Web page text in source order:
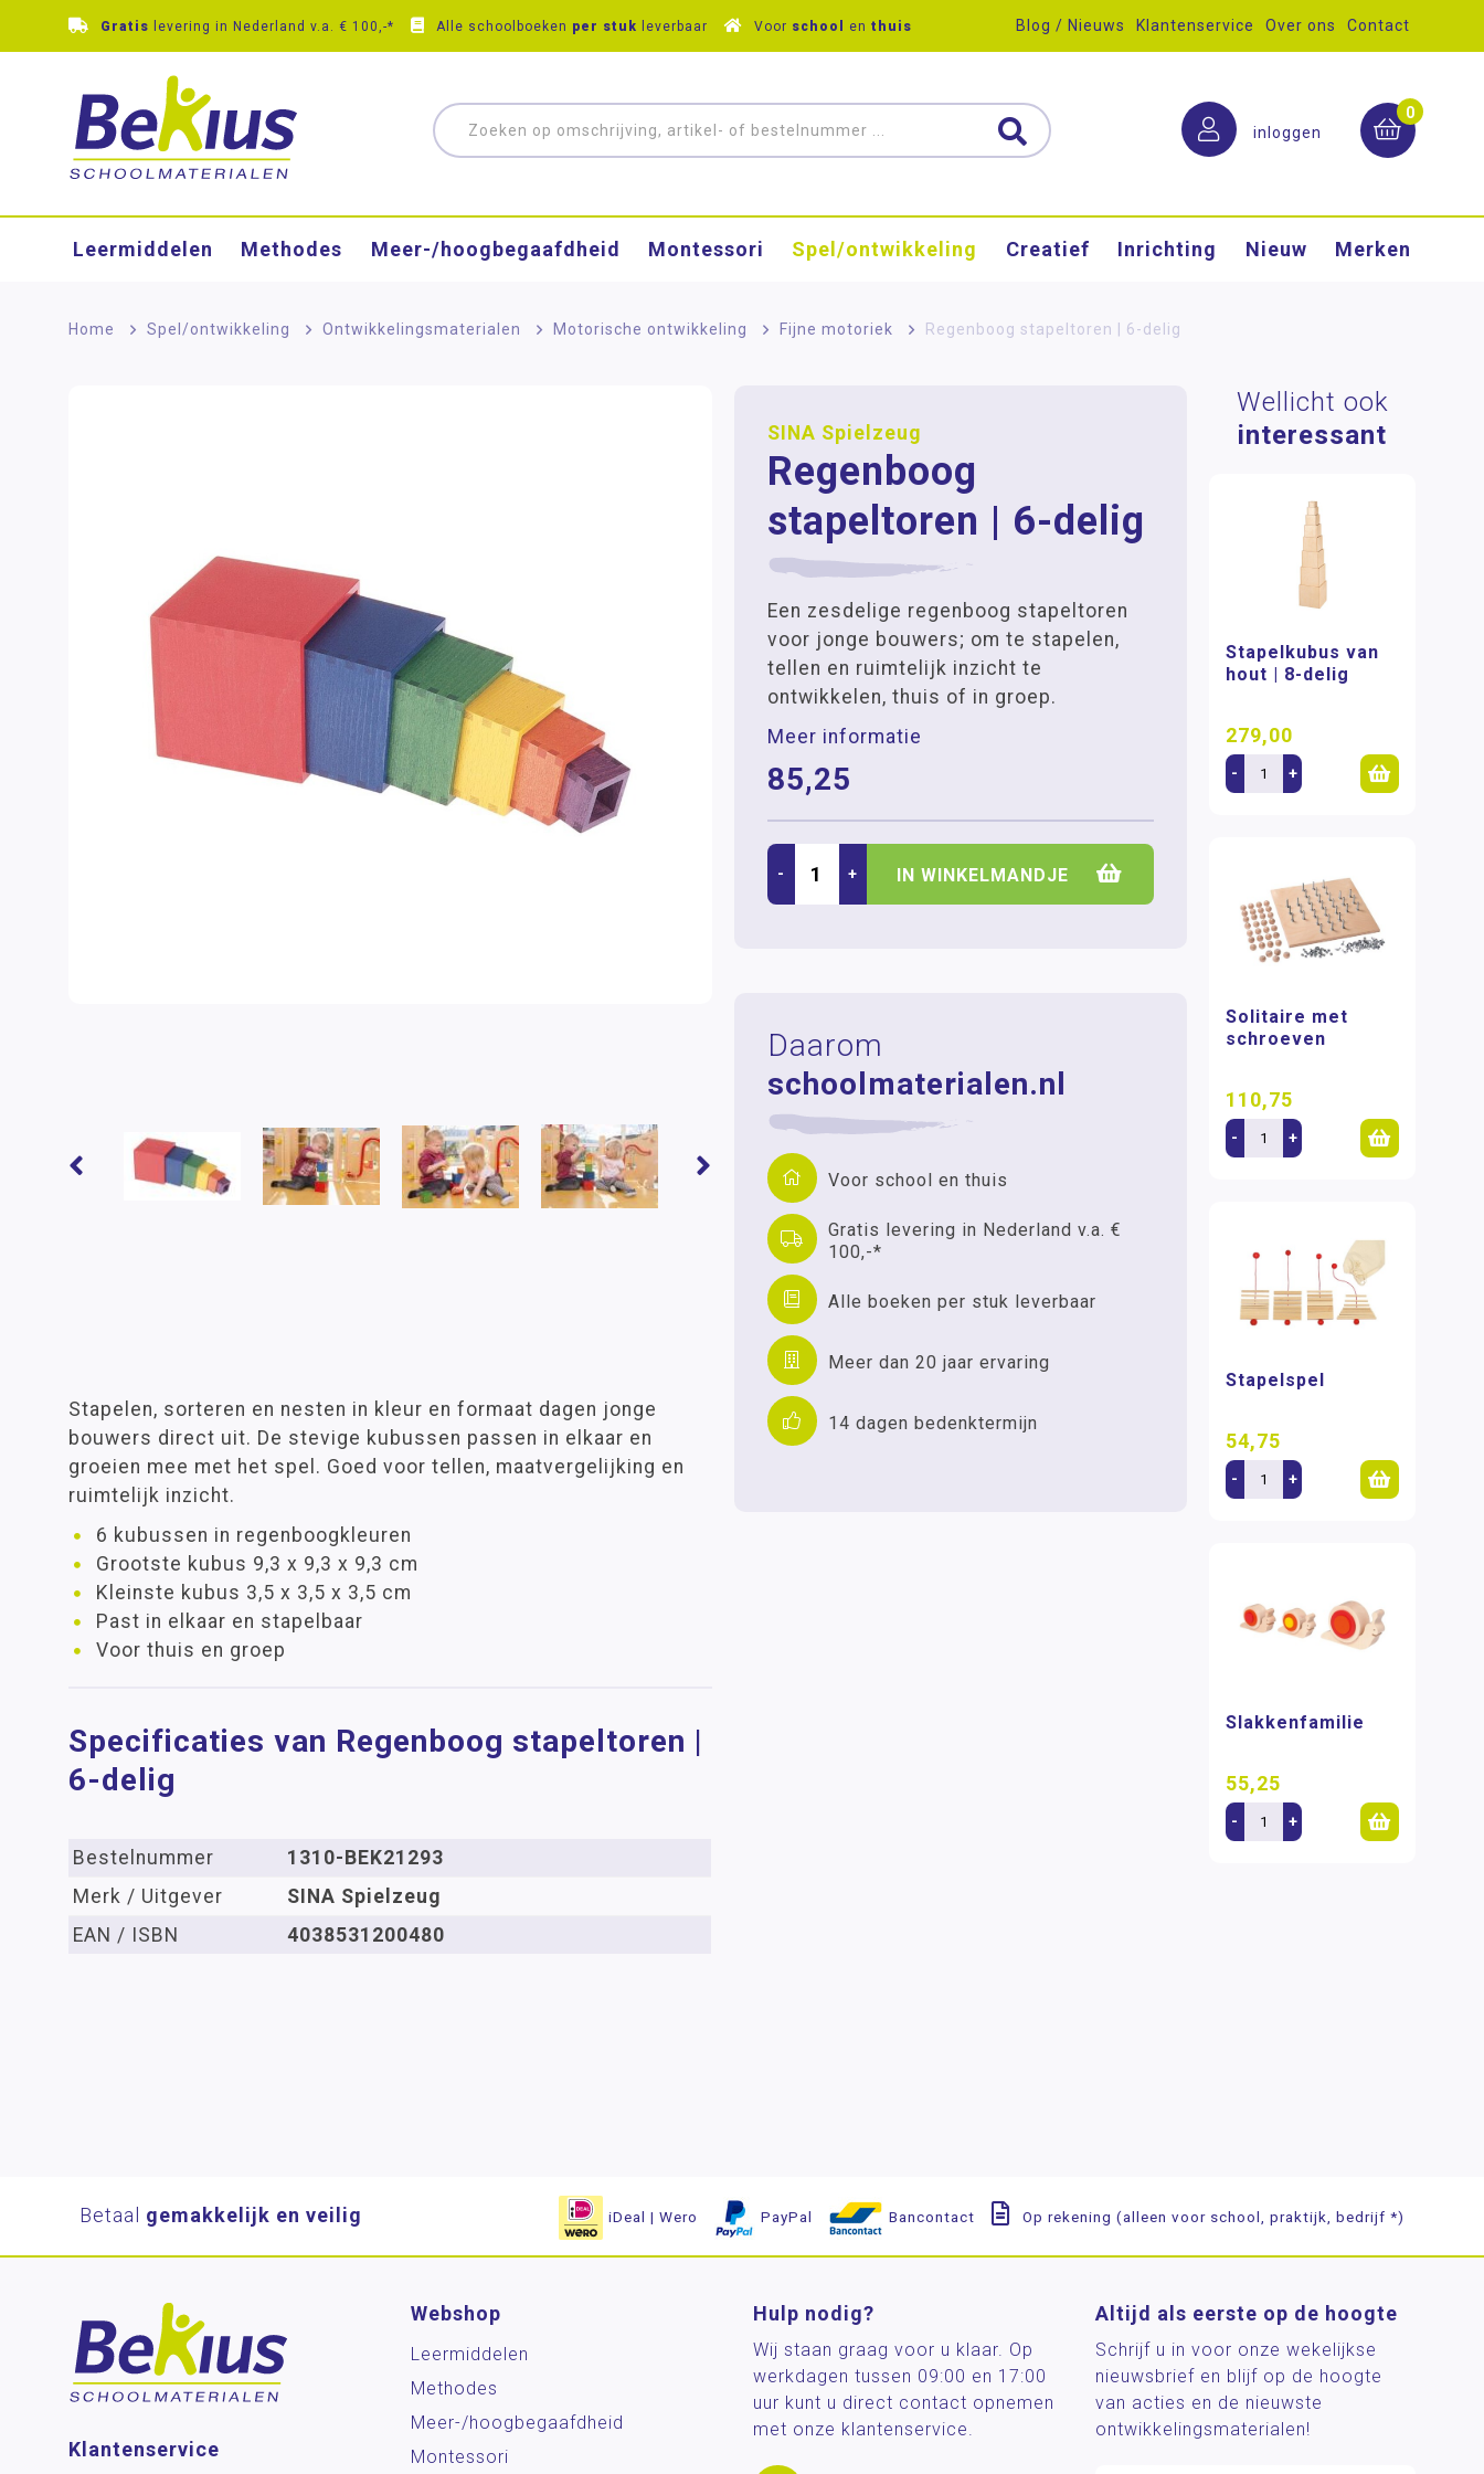
Gratis levering in Nederland v.a. € 100,-* Alle schoolboeken per stuk leverbaar Voor school en thuis Blog / Nieuws Klantenservice Over ons Contact
inloggen
0
Leermiddelen Methodes Meer-/hoog­begaafdheid Montessori Spel/ontwikkeling Creatief Inrichting Nieuw Merken
Home > Spel/ontwikkeling > Ontwikkelingsmaterialen > Motorische ontwikkeling > Fijne motoriek > Regenboog stapeltoren | 6-delig
SINA Spielzeug
Regenboog
stapeltoren | 6-delig
Een zesdelige regenboog stapeltoren
voor jonge bouwers; om te stapelen,
tellen en ruimtelijk inzicht te
ontwikkelen, thuis of in groep.
Meer informatie
85,25
- + IN WINKELMANDJE
Daarom
schoolmaterialen.nl
Voor school en thuis
Gratis levering in Nederland v.a. €
100,-*
Alle boeken per stuk leverbaar
Meer dan 20 jaar ervaring
14 dagen bedenktermijn
Stapelen, sorteren en nesten in kleur en formaat dagen jonge
bouwers direct uit. De stevige kubussen passen in elkaar en
groeien mee met het spel. Goed voor tellen, maatvergelijking en
ruimtelijk inzicht.
6 kubussen in regenboogkleuren
Grootste kubus 9,3 x 9,3 x 9,3 cm
Kleinste kubus 3,5 x 3,5 x 3,5 cm
Past in elkaar en stapelbaar
Voor thuis en groep
Specificaties van Regenboog stapeltoren |
6-delig
Bestelnummer
1310-BEK21293
Merk / Uitgever
SINA Spielzeug
EAN / ISBN
4038531200480
Wellicht ook
interessant
Stapelkubus van
hout | 8-delig
279,00
- +
Solitaire met
schroeven
110,75
- +
Stapelspel
54,75
- +
Slakkenfamilie
55,25
- +
Betaal gemakkelijk en veilig iDeal | Wero PayPal Bancontact Op rekening (alleen voor school, praktijk, bedrijf *)
Klantenservice
Webshop
Leermiddelen
Methodes
Meer-/hoog­begaafdheid
Montessori
Hulp nodig?
Wij staan graag voor u klaar. Op
werkdagen tussen 09:00 en 17:00
uur kunt u direct contact opnemen
met onze klantenservice.
Altijd als eerste op de hoogte
Schrijf u in voor onze wekelijkse
nieuwsbrief en blijf op de hoogte
van acties en de nieuwste
ontwikkelingsmaterialen!